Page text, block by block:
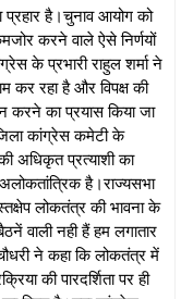
है।चुनाव आयोग को
करने वाले ऐसे निर्णयों
के प्रभारी राहुल शर्मा ने
कर रहा है और विपक्ष की
करने का प्रयास किया जा
कांग्रेस कमेटी के
अधिकृत प्रत्याशी का
अलोकतांत्रिक है।राज्यसभा
लोकतंत्र की भावना के
वाली नही हैं हम लगातार
ने कहा कि लोकतंत्र में
की पारदर्शिता पर ही